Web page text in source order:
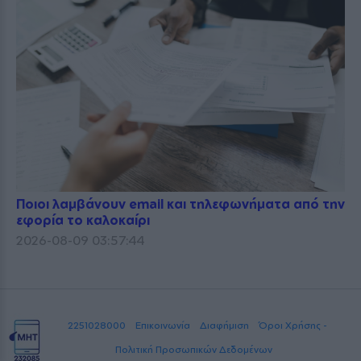
Ποιοι λαμβάνουν email και τηλεφωνήματα από την
εφορία το καλοκαίρι
2026-08-09 03:57:44
2251028000 Επικοινωνία Διαφήμιση
Όροι Χρήσης -
Πολιτική Προσωπικών Δεδομένων